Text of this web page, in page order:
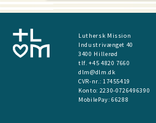
Luthersk Mission
Industrivænget 40
3400 Hillerød
tlf. +45 4820 7660
dlm@dlm.dk
CVR-nr.: 17455419
​Konto: 2230-0726496390
MobilePay:66288